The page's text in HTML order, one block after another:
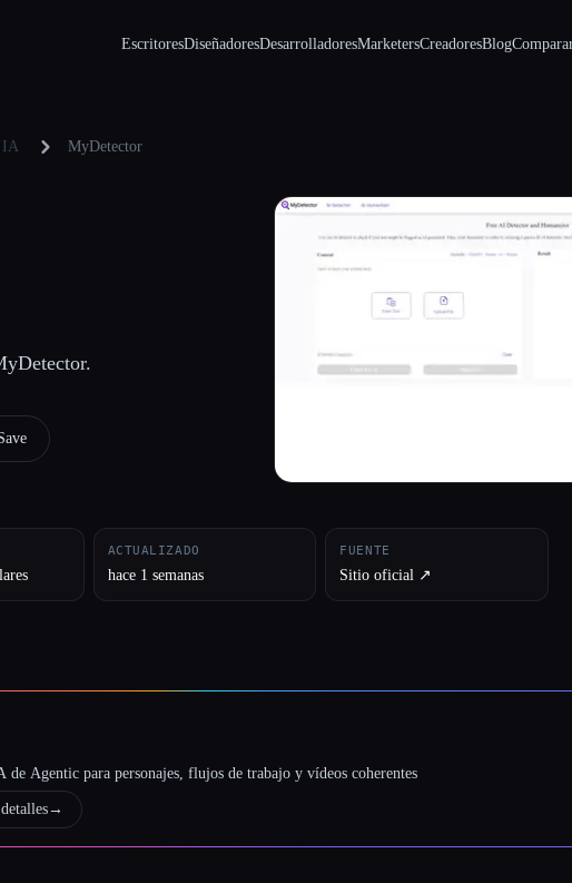
EscritoresDiseñadoresDesarrolladoresMarketersCreadoresBlog
IA MyDetector
ACTUALIZADO
hace 1 semanas
FUENTE
Sitio oficial ↗︎
Agentic para personajes, flujos de trabajo y vídeos coherentes
→